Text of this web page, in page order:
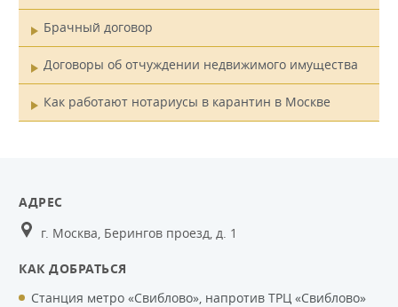
Брачный договор
Договоры об отчуждении недвижимого имущества
Как работают нотариусы в карантин в Москве
АДРЕС
г. Москва, Берингов проезд, д. 1
КАК ДОБРАТЬСЯ
Станция метро «Свиблово», напротив ТРЦ «Свиблово»